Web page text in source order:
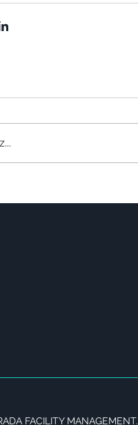
FACILITY MANAGEMENT.